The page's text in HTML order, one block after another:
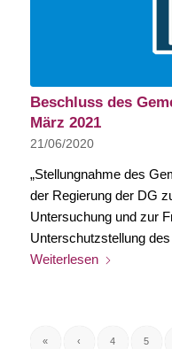
Beschluss des
März 2021
21/06/2020
„Stellungnahme des
der Regierung der DG
Untersuchung und zur
Unterschutzstellung des
Weiterlesen
« ‹ 4 5